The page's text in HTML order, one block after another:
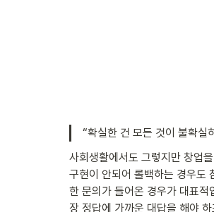
“확실한 건 모든 것이 불확실
사회생활에서도 그렇지만 창업
구현이 안되어 롤백하는 경우도
한 문의가 들어온 경우가 대표적
장 정답에 가까운 대답을 해야